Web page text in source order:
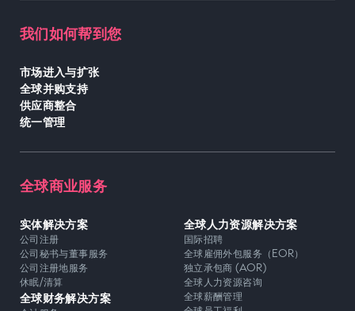
我们如何帮到您
市场进入与扩张
全球并购支持
供应商整合
统一管理
全球商业服务
实体解决方案
公司注册
公司秘书与董事服务
公司注册地服务
休眠/清算
全球财务解决方案
全球人力资源解决方案
国际招聘
全球雇佣外包服务（EOR）
独立承包商 (AOR)
全球人力资源咨询
全球薪酬管理